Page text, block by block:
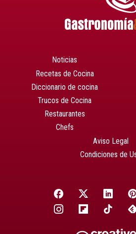
Noticias
Recetas de Cocina
Diccionario de cocina
Trucos de Cocina
Restaurantes
Chefs
Aviso Legal
Condiciones de